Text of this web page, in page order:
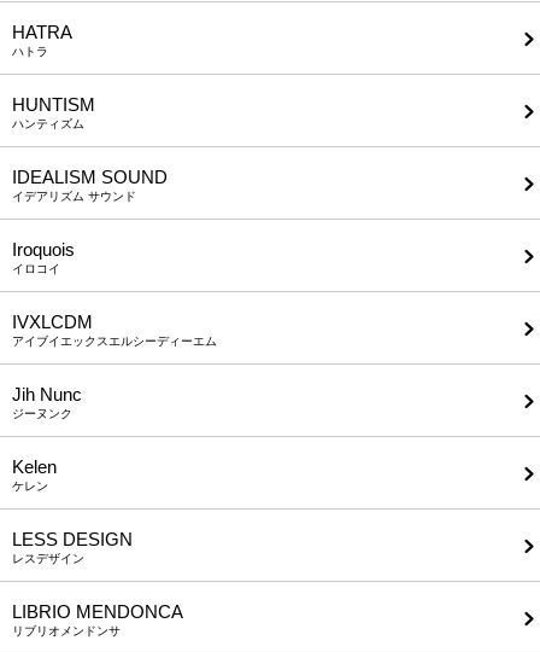
HATRA
ハトラ
HUNTISM
ハンティズム
IDEALISM SOUND
イデアリズム サウンド
Iroquois
イロコイ
IVXLCDM
アイブイエックスエルシーディーエム
Jih Nunc
ジーヌンク
Kelen
ケレン
LESS DESIGN
レスデザイン
LIBRIO MENDONCA
リブリオメンドンサ